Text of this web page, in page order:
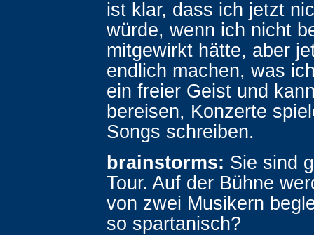
ist klar, dass ich jetzt
würde, wenn ich nicht
mitgewirkt hätte, aber
endlich machen, was
ein freier Geist und
bereisen, Konzerte
Songs schreiben.
brainstorms: Sie sind
Tour. Auf der Bühne
von zwei Musikern
so spartanisch?